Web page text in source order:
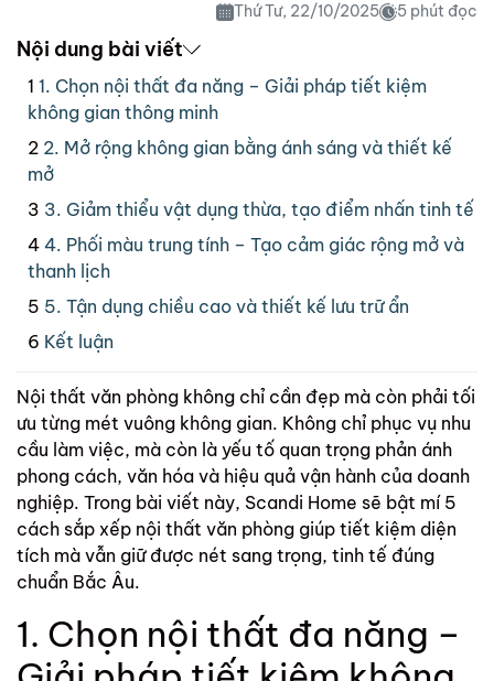
Thứ Tư, 22/10/2025 5 phút đọc
Nội dung bài viết
1. Chọn nội thất đa năng – Giải pháp tiết kiệm
không gian thông minh
2. Mở rộng không gian bằng ánh sáng và thiết kế
mở
3. Giảm thiểu vật dụng thừa, tạo điểm nhấn tinh tế
4. Phối màu trung tính – Tạo cảm giác rộng mở và
thanh lịch
5. Tận dụng chiều cao và thiết kế lưu trữ ẩn
Kết luận
Nội thất văn phòng không chỉ cần đẹp mà còn phải tối
ưu từng mét vuông không gian. Không chỉ phục vụ nhu
cầu làm việc, mà còn là yếu tố quan trọng phản ánh
phong cách, văn hóa và hiệu quả vận hành của doanh
nghiệp. Trong bài viết này, Scandi Home sẽ bật mí 5
cách sắp xếp nội thất văn phòng giúp tiết kiệm diện
tích mà vẫn giữ được nét sang trọng, tinh tế đúng
chuẩn Bắc Âu.
1. Chọn nội thất đa năng –